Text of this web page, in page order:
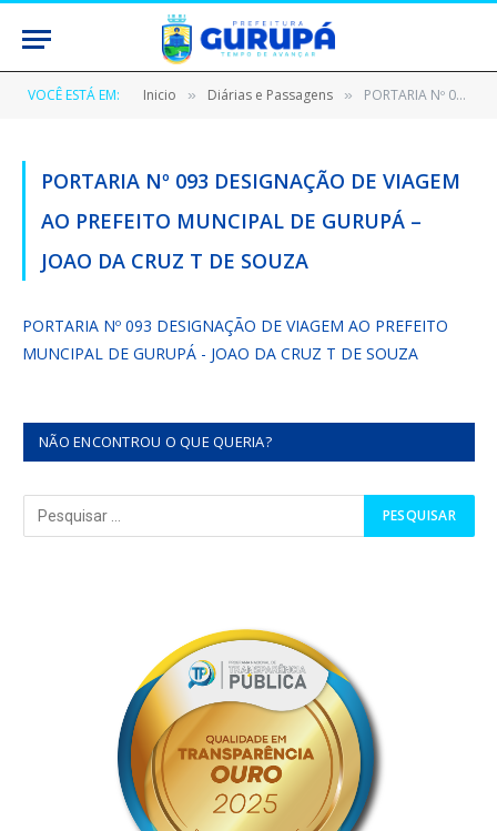
VOCÊ ESTÁ EM: Inicio » Diárias e Passagens » PORTARIA Nº 093 DESIGNAÇÃO DE VIAGEM AO PREFEITO MUNCIPAL DE GURUPÁ – JOAO DA CRUZ T DE SOUZA
PORTARIA Nº 093 DESIGNAÇÃO DE VIAGEM
AO PREFEITO MUNCIPAL DE GURUPÁ –
JOAO DA CRUZ T DE SOUZA
PORTARIA Nº 093 DESIGNAÇÃO DE VIAGEM AO PREFEITO
MUNCIPAL DE GURUPÁ - JOAO DA CRUZ T DE SOUZA
NÃO ENCONTROU O QUE QUERIA?